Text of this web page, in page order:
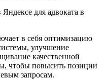
для адвоката в
в себя оптимизацию
улучшение
качественной
чтобы повысить позиции
запросам.